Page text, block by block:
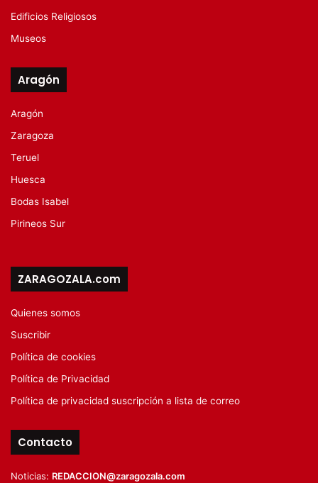
Edificios Religiosos
Museos
Aragón
Aragón
Zaragoza
Teruel
Huesca
Bodas Isabel
Pirineos Sur
ZARAGOZALA.com
Quienes somos
Suscribir
Política de cookies
Política de Privacidad
Política de privacidad suscripción a lista de correo
Contacto
Noticias: REDACCION@zaragozala.com